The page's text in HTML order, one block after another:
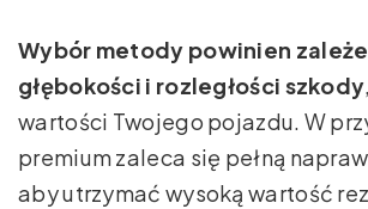
Wybór metody powinien
głębokości i rozległości szkody
wartości Twojego pojazdu. W
premium zaleca się pełną
aby utrzymać wysoką wartość